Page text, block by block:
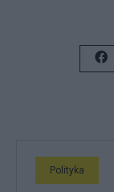
Polityka